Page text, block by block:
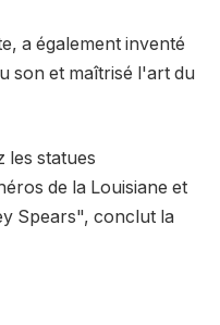
a également inventé
son et maîtrisé l'art du
les statues
de la Louisiane et
Spears", conclut la